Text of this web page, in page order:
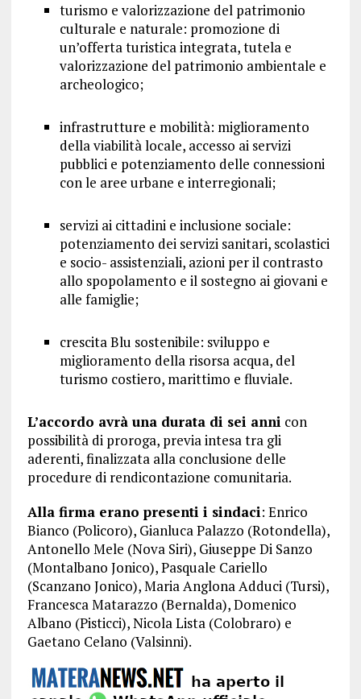
turismo e valorizzazione del patrimonio
culturale e naturale: promozione di
un’offerta turistica integrata, tutela e
valorizzazione del patrimonio ambientale e
archeologico;
infrastrutture e mobilità: miglioramento
della viabilità locale, accesso ai servizi
pubblici e potenziamento delle connessioni
con le aree urbane e interregionali;
servizi ai cittadini e inclusione sociale:
potenziamento dei servizi sanitari, scolastici
e socio- assistenziali, azioni per il contrasto
allo spopolamento e il sostegno ai giovani e
alle famiglie;
crescita Blu sostenibile: sviluppo e
miglioramento della risorsa acqua, del
turismo costiero, marittimo e fluviale.
L’accordo avrà una durata di sei anni con
possibilità di proroga, previa intesa tra gli
aderenti, finalizzata alla conclusione delle
procedure di rendicontazione comunitaria.
Alla firma erano presenti i sindaci: Enrico
Bianco (Policoro), Gianluca Palazzo (Rotondella),
Antonello Mele (Nova Siri), Giuseppe Di Sanzo
(Montalbano Jonico), Pasquale Cariello
(Scanzano Jonico), Maria Anglona Adduci (Tursi),
Francesca Matarazzo (Bernalda), Domenico
Albano (Pisticci), Nicola Lista (Colobraro) e
Gaetano Celano (Valsinni).